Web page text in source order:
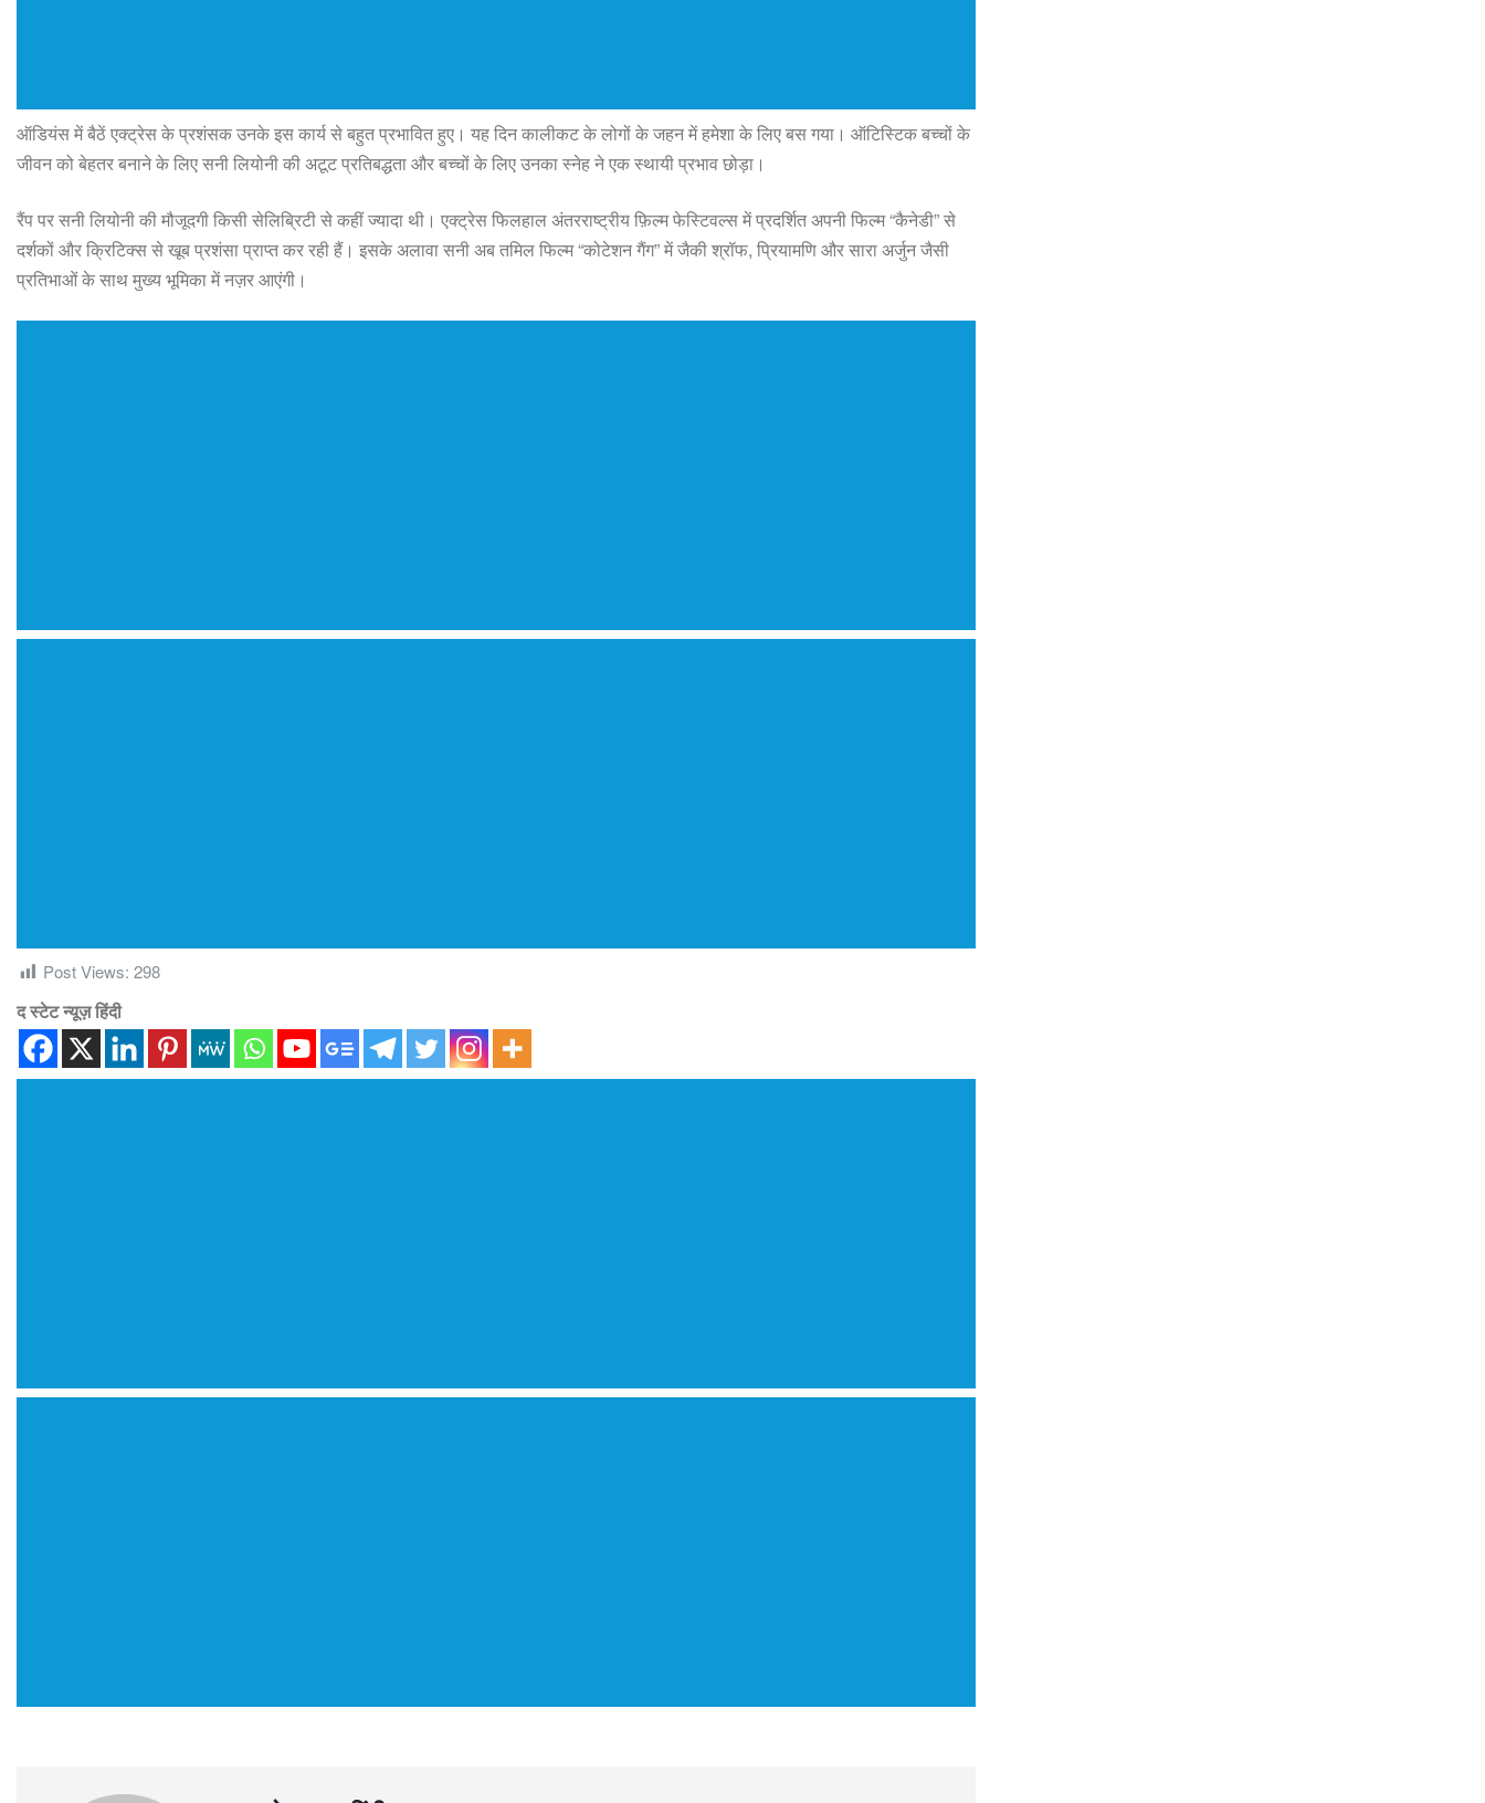
ऑडियंस में बैठें एक्ट्रेस के प्रशंसक उनके इस कार्य से बहुत प्रभावित हुए। यह दिन कालीकट के लोगों के जहन में हमेशा के लिए बस गया। ऑटिस्टिक बच्चों के
जीवन को बेहतर बनाने के लिए सनी लियोनी की अटूट प्रतिबद्धता और बच्चों के लिए उनका स्नेह ने एक स्थायी प्रभाव छोड़ा।
रैंप पर सनी लियोनी की मौजूदगी किसी सेलिब्रिटी से कहीं ज्यादा थी। एक्ट्रेस फिलहाल अंतरराष्ट्रीय फ़िल्म फेस्टिवल्स में प्रदर्शित अपनी फिल्म “कैनेडी” से
दर्शकों और क्रिटिक्स से खूब प्रशंसा प्राप्त कर रही हैं। इसके अलावा सनी अब तमिल फिल्म “कोटेशन गैंग” में जैकी श्रॉफ, प्रियामणि और सारा अर्जुन जैसी
प्रतिभाओं के साथ मुख्य भूमिका में नज़र आएंगी।
Post Views: 298
द स्टेट न्यूज़ हिंदी